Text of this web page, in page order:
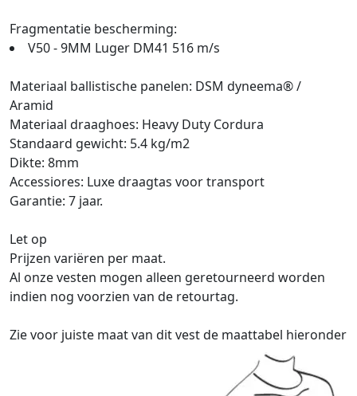
Fragmentatie bescherming:
V50 - 9MM Luger DM41 516 m/s
Materiaal ballistische panelen: DSM dyneema® /
Aramid
Materiaal draaghoes: Heavy Duty Cordura
Standaard gewicht: 5.4 kg/m2
Dikte: 8mm
Accessiores: Luxe draagtas voor transport
Garantie: 7 jaar.
Let op
Prijzen variëren per maat.
Al onze vesten mogen alleen geretourneerd worden
indien nog voorzien van de retourtag.
Zie voor juiste maat van dit vest de maattabel hieronder